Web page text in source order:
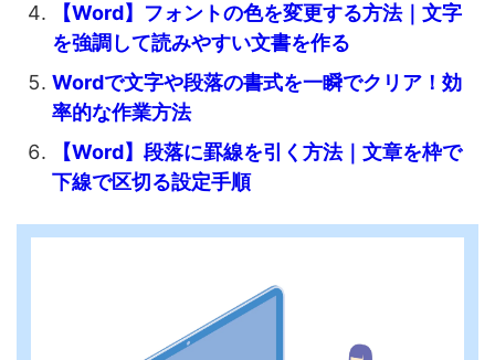
【Word】フォントの色を変更する方法｜文字
を強調して読みやすい文書を作る
Wordで文字や段落の書式を一瞬でクリア！効
率的な作業方法
【Word】段落に罫線を引く方法｜文章を枠で
下線で区切る設定手順